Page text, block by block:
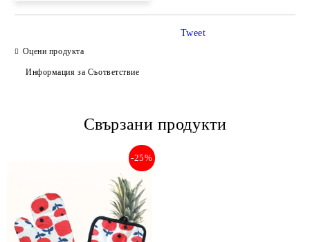
Оцени продукта
Информация за Съответствие
Tweet
Свързани продукти
-25%